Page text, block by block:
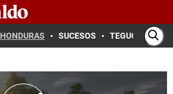
HONDURAS SUCESOS TEGUCIGALPA